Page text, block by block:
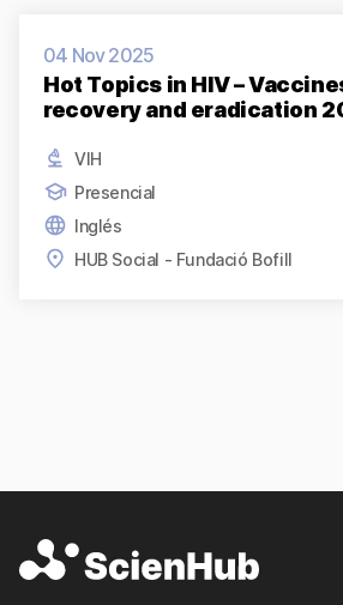
04 Nov 2025
Hot Topics in HIV –
recovery and eradication
VIH
Presencial
Inglés
HUB Social - Fundació Bofill